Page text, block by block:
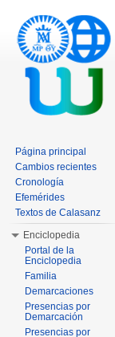
Página principal
Cambios recientes
Cronología
Efemérides
Textos de Calasanz
Enciclopedia
Portal de la
Enciclopedia
Familia
Demarcaciones
Presencias por
Demarcación
Presencias por